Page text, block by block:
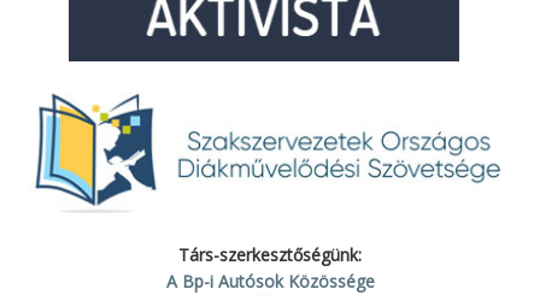
Társ-szerkesztőségünk:
A Bp-i Autósok Közössége